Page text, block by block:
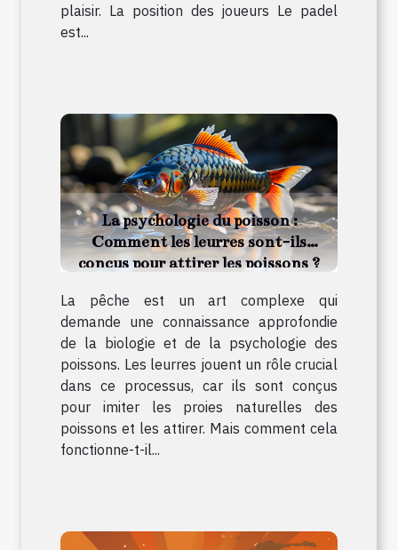
plaisir. La position des joueurs Le padel
est...
La psychologie du poisson :
Comment les leurres sont-ils
conçus pour attirer les poissons ?
La pêche est un art complexe qui
demande une connaissance approfondie
de la biologie et de la psychologie des
poissons. Les leurres jouent un rôle crucial
dans ce processus, car ils sont conçus
pour imiter les proies naturelles des
poissons et les attirer. Mais comment cela
fonctionne-t-il...